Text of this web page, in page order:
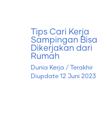
Tips Cari Kerja
Sampingan Bisa
Dikerjakan dari
Rumah
Dunia Kerja / Terakhir
Diupdate 12 Juni 2023